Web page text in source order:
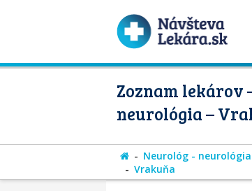
Zoznam lekárov
neurológia –
Neurológ - neurológia
Vrakuňa